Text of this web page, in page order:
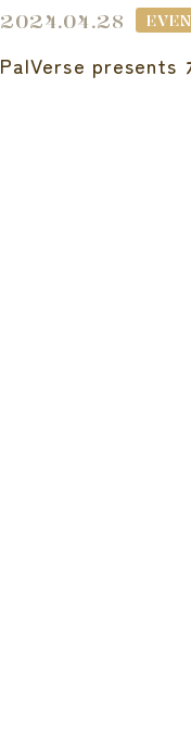
2024.04.28
PalVerse presents